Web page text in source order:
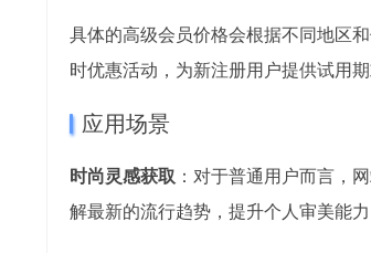
具体的高级会员价格会根据不同地区
时优惠活动，为新注册用户提供试用期
应用场景
时尚灵感获取 ：对于普通用户而言，
解最新的流行趋势，提升个人审美能力